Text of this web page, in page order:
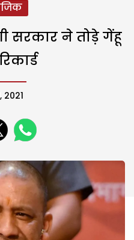
सरकार ने तोड़े गेंहू
2021